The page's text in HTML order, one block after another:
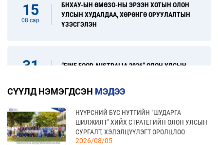
15
08 сар
БНХАУ-ЫН ӨМӨЗО-НЫ ЭРЭЭН ХОТЫН ОЛОН
УЛСЫН ХУДАЛДАА, ХӨРӨНГӨ ОРУУЛАЛТЫН
ҮЗЭСГЭЛЭН
31
“FINE FOOD AUSTRALIA 2026” ОЛОН УЛСЫН
17
09 сар
“УЛААНБААТАР ТҮНШЛЭЛ 2026” ХҮНСНИЙ
САЛБАРЫН ОЛОН УЛСЫН ҮЗЭСГЭЛЭН
СҮҮЛД НЭМЭГДСЭН МЭДЭЭ
НҮҮРСНИЙ БҮС НУТГИЙН "ШУДАРГА
ШИЛЖИЛТ" ХИЙХ СТРАТЕГИЙН ОЛОН УЛСЫН
СУРГАЛТ, ХЭЛЭЛЦҮҮЛЭГТ ОРОЛЦЛОО
2026/08/05